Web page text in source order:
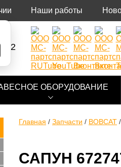
Наши работы
92
ОБОРУДОВАНИЕ
Главная / Запчасти / BOBCAT /
САПУН